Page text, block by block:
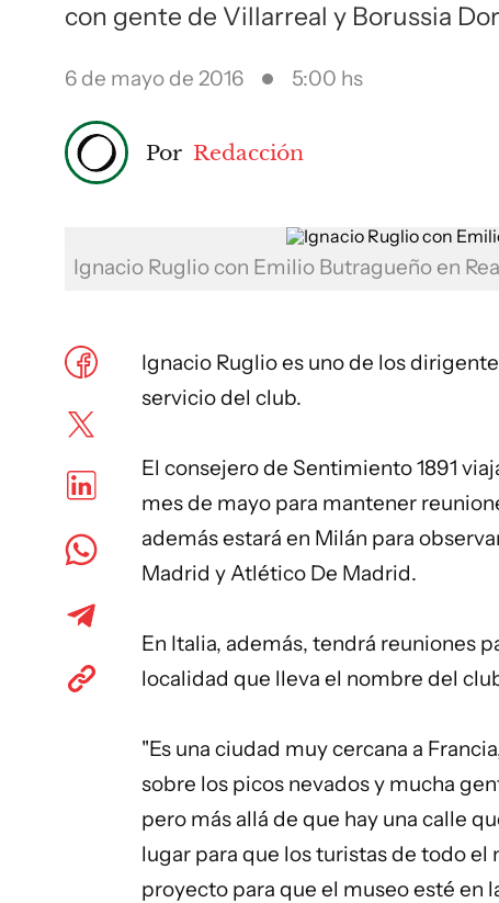
con gente de Villarreal y Borussia
6 de mayo de 2016 5:00 hs
Por Redacción
Ignacio Ruglio con Emilio Butragueño en
Ignacio Ruglio es uno de los
servicio del club.
El consejero de Sentimiento 1891
mes de mayo para mantener
además estará en Milán para
Madrid y Atlético De Madrid.
En Italia, además, tendrá reuniones
localidad que lleva el nombre del
"Es una ciudad muy cercana a
sobre los picos nevados y mucha
pero más allá de que hay una calle
lugar para que los turistas de todo el
proyecto para que el museo esté en